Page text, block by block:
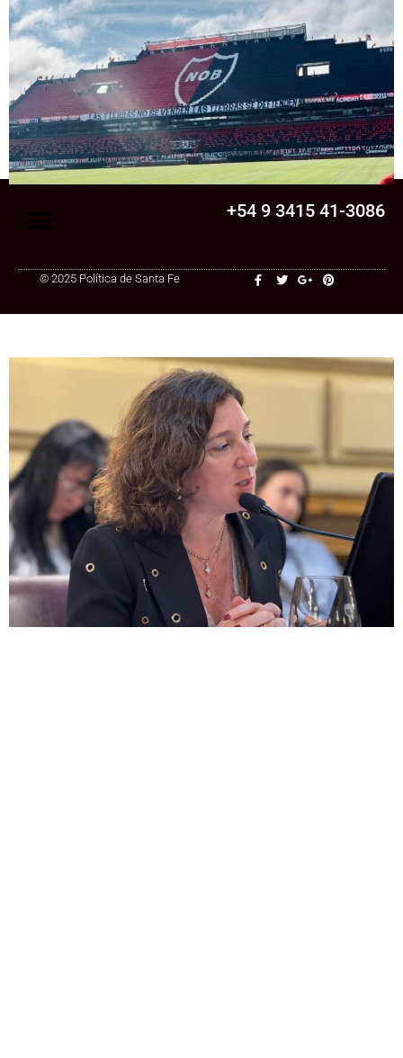
Senado
La Legislatura aprobó una ley clave para
una cooperativa de Santa Fe: ¿qué
cambia?
+54 9 3415 41-3086
© 2025 Política de Santa Fe